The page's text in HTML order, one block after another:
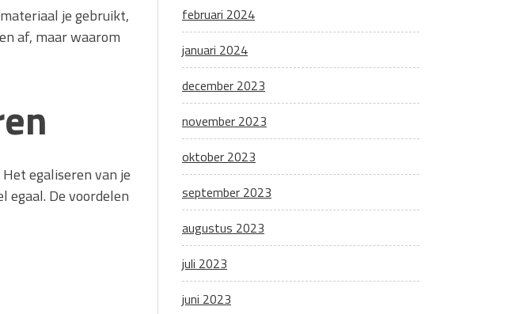
je gebruikt,
af, maar waarom
egaliseren van je
De voordelen
februari 2024
januari 2024
december 2023
november 2023
oktober 2023
september 2023
augustus 2023
juli 2023
juni 2023